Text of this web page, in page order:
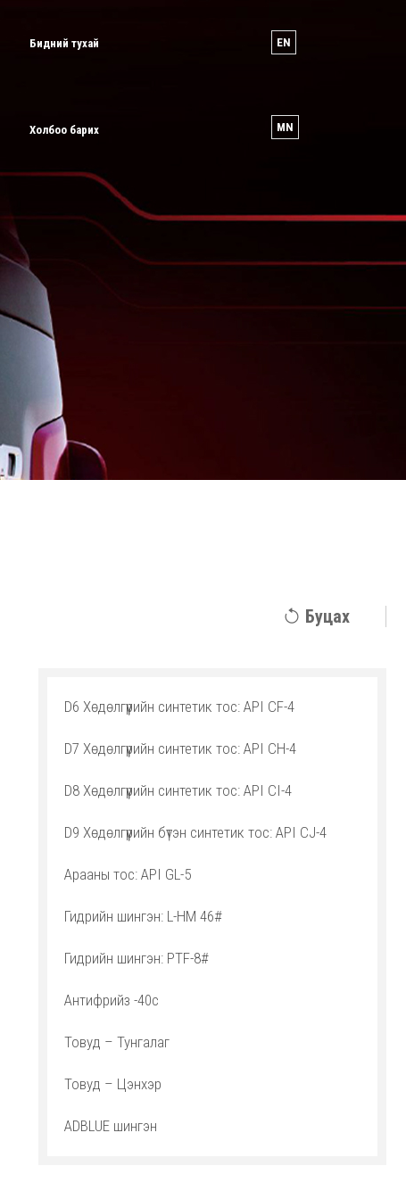
Бидний тухай
Холбоо барих
EN
MN
Буцах
D6 Хөдөлгүүрийн синтетик тос: API СF-4
D7 Хөдөлгүүрийн синтетик тос: API СH-4
D8 Хөдөлгүүрийн синтетик тос: API СI-4
D9 Хөдөлгүүрийн бүтэн синтетик тос: API СJ-4
Арааны тос: API GL-5
Гидрийн шингэн: L-HM 46#
Гидрийн шингэн: PTF-8#
Антифрийз -40c
Товуд – Тунгалаг
Товуд – Цэнхэр
ADBLUE шингэн